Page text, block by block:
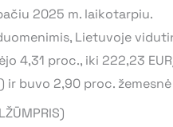
2025 m. laikotarpiu.
duomenimis, Lietuvoje
4,31 proc., iki 222,23
ir buvo 2,90 proc.